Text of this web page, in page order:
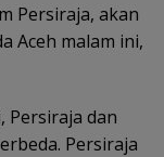
Persiraja, akan
Aceh malam ini,
Persiraja dan
Persiraja